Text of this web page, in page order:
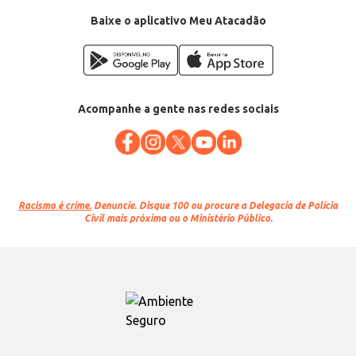
Baixe o aplicativo Meu Atacadão
Acompanhe a gente nas redes sociais
Racismo é crime. Denuncie. Disque 100 ou procure a Delegacia de Polícia
Civil mais próxima ou o Ministério Público.